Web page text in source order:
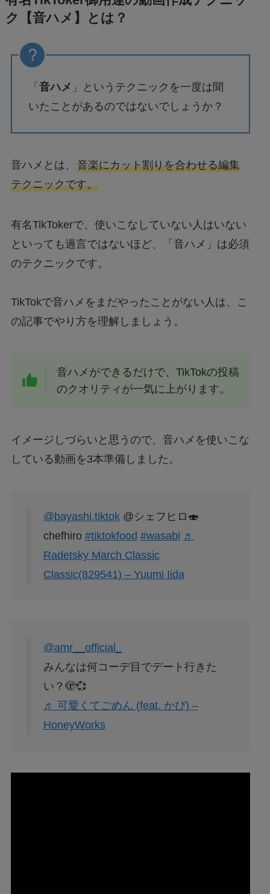
ク【音ハメ】とは？
「 音ハメ 」というテクニックを一度は聞
いたことがあるのではないでしょうか？
音ハメとは、 音楽にカット割りを合わせる編集
テクニックです。
有名TikTokerで、使いこなしていない人はいない
といっても過言ではないほど、「音ハメ」は必須
のテクニックです。
TikTokで音ハメをまだやったことがない人は、こ
の記事でやり方を理解しましょう。
音ハメができるだけで、TikTokの投稿
のクオリティが一気に上がります。
イメージしづらいと思うので、音ハメを使いこな
している動画を3本準備しました。
@bayashi.tiktok@シェフヒロ🍣
chefhiro #tiktokfood #wasabi ♬
Radetsky March Classic
Classic(829541) – Yuumi Iida
@amr__official_
みんなは何コーデ目でデート行きた
い？🫣💞
♬ 可愛くてごめん (feat. かぴ) –
HoneyWorks